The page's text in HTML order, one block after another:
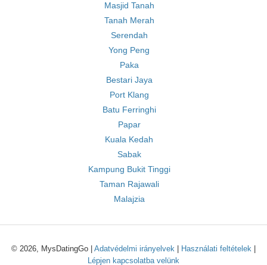
Masjid Tanah
Tanah Merah
Serendah
Yong Peng
Paka
Bestari Jaya
Port Klang
Batu Ferringhi
Papar
Kuala Kedah
Sabak
Kampung Bukit Tinggi
Taman Rajawali
Malajzia
© 2026, MysDatingGo | Adatvédelmi irányelvek Használati feltételek
Lépjen kapcsolatba velünk